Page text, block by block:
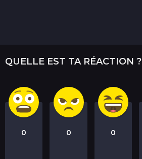
QUELLE EST TA RÉACTION ?
0 0 0